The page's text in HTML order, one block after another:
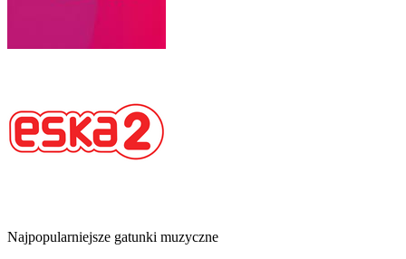
Najpopularniejsze gatunki muzyczne